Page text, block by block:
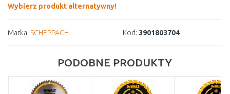
Wybierz produkt alternatywny!
Marka: SCHEPPACH Kod: 3901803704
PODOBNE PRODUKTY